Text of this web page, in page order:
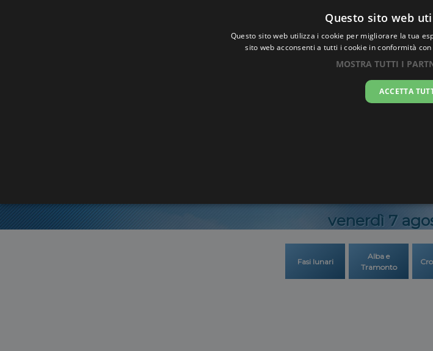
Ora Esatta
venerdì 7
Fasi lunari
Alba e
Tramonto
Questo sito web
Questo sito web utilizza i cookie per migliorare la tua
sito web acconsenti a tutti i cookie in conformità
MOSTRA TUTTI I
ACCETTA